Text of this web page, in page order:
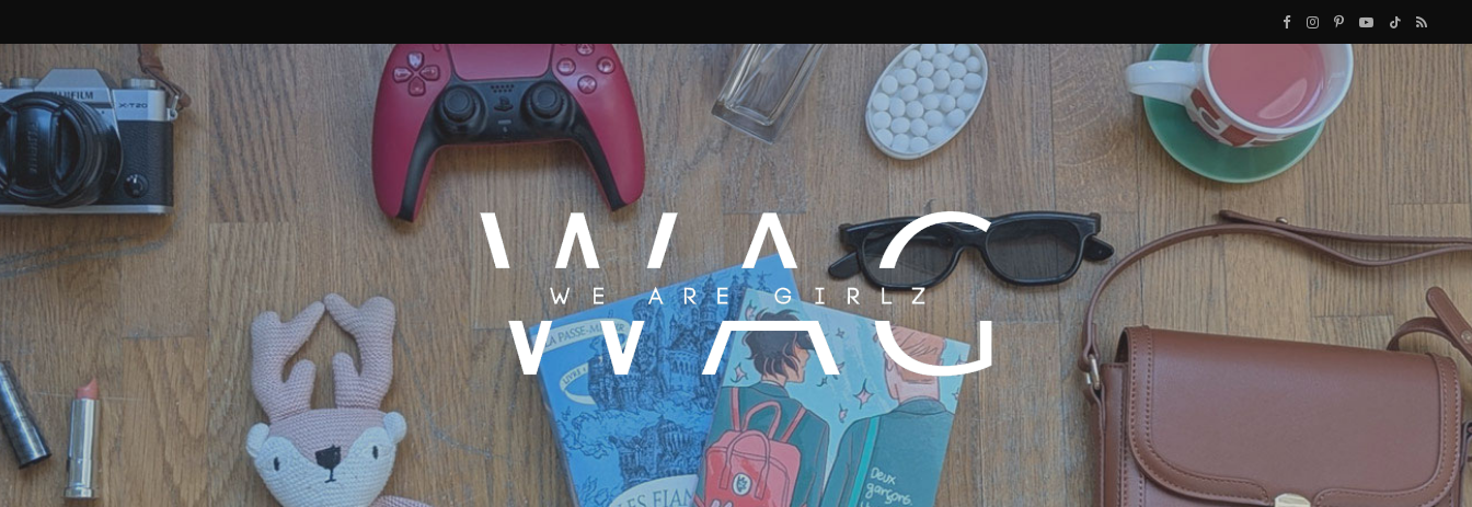
F
c
o
k
I
s
g
a
P
r
Y
b
e
T
k
R